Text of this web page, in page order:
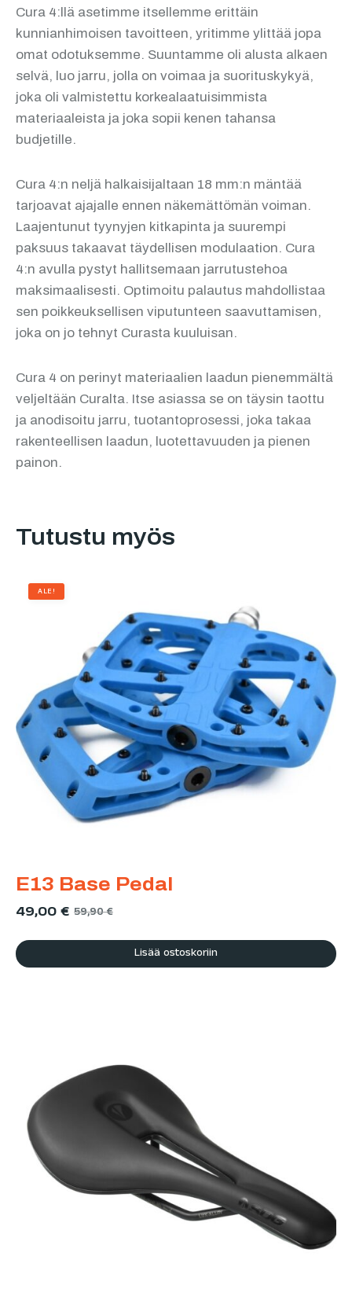
Cura 4:llä asetimme itsellemme erittäin
kunnianhimoisen tavoitteen, yritimme ylittää jopa
omat odotuksemme. Suuntamme oli alusta alkaen
selvä, luo jarru, jolla on voimaa ja suorituskykyä,
joka oli valmistettu korkealaatuisimmista
materiaaleista ja joka sopii kenen tahansa
budjetille.
Cura 4:n neljä halkaisijaltaan 18 mm:n mäntää
tarjoavat ajajalle ennen näkemättömän voiman.
Laajentunut tyynyjen kitkapinta ja suurempi
paksuus takaavat täydellisen modulaation. Cura
4:n avulla pystyt hallitsemaan jarrutustehoa
maksimaalisesti. Optimoitu palautus mahdollistaa
sen poikkeuksellisen viputunteen saavuttamisen,
joka on jo tehnyt Curasta kuuluisan.
Cura 4 on perinyt materiaalien laadun pienemmältä
veljeltään Curalta. Itse asiassa se on täysin taottu
ja anodisoitu jarru, tuotantoprosessi, joka takaa
rakenteellisen laadun, luotettavuuden ja pienen
painon.
Tutustu myös
ALE!
E13 Base Pedal
49,00€ 59,90€
Lisää ostoskoriin